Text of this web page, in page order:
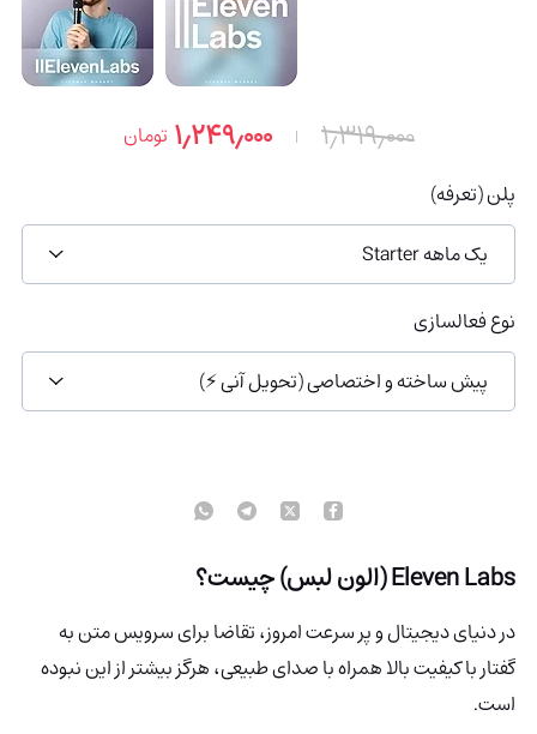
۱٫۳۱۹٫۰۰۰ ۱٫۲۴۹٫۰۰۰ تومان
پلن (تعرفه)
یک ماهه Starter
نوع فعالسازی
پیش ساخته و اختصاصی (تحویل آنی ⚡️)
Eleven Labs (الون لبس) چیست؟
در دنیای دیجیتال و پر سرعت امروز، تقاضا برای سرویس متن به
گفتار با کیفیت بالا همراه با صدای طبیعی، هرگز بیشتر از این نبوده
است.